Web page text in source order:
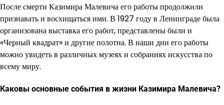
После смерти Казимира Малевича его работы продолжили
признавать и восхищаться ими. В 1927 году в Ленинграде была
организована выставка его работ, представлены были и
«Черный квадрат» и другие полотна. В наши дни его работы
можно увидеть в различных музеях и собраниях искусства по
всему миру.
Каковы основные события в жизни Казимира Малевича?